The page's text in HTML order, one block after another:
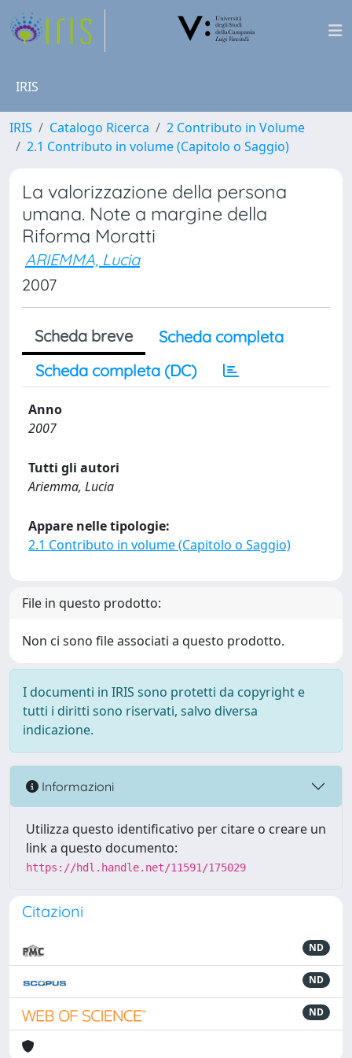
IRIS
IRIS Catalogo Ricerca
2 Contributo in Volume
2.1 Contributo in volume (Capitolo o Saggio)
La valorizzazione della persona
umana. Note a margine della
Riforma Moratti
ARIEMMA, Lucia
2007
Scheda breve
Scheda completa
Scheda completa (DC)
Anno
2007
Tutti gli autori
Ariemma, Lucia
Appare nelle tipologie:
2.1 Contributo in volume (Capitolo o Saggio)
File in questo prodotto:
Non ci sono file associati a questo prodotto.
I documenti in IRIS sono protetti da copyright e
tutti i diritti sono riservati, salvo diversa
indicazione.
Informazioni
Utilizza questo identificativo per citare o creare un
link a questo documento:
https://hdl.handle.net/11591/175029
Citazioni
ND
ND
ND